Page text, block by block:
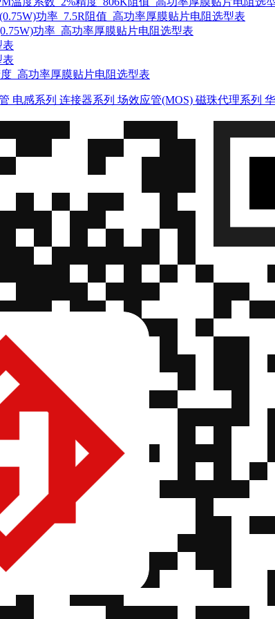
功率_7.5R阻值_高功率厚膜贴片电阻选型表
功率_高功率厚膜贴片电阻选型表
表
表
度_高功率厚膜贴片电阻选型表
电感系列 连接器系列 场效应管(MOS) 磁珠代理系列